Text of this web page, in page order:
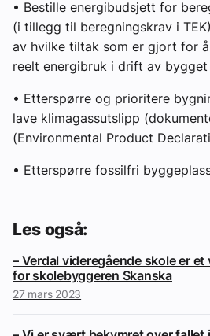
• Bestille energibudsjett for
(i tillegg til beregningskrav i
av hvilke tiltak som er gjort for
reelt energibruk i drift av bygget
• Etterspørre og prioritere
lave klimagassutslipp
(Environmental Product
• Etterspørre fossilfri
Les også:
– Verdal videregående skole er
for skolebyggeren Skanska
27 mars 2023